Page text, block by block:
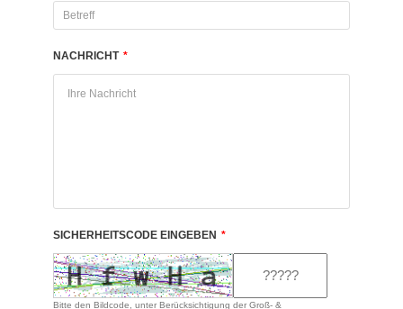
NACHRICHT *
SICHERHEITSCODE EINGEBEN *
Bitte den Bildcode, unter Berücksichtigung der Groß- &